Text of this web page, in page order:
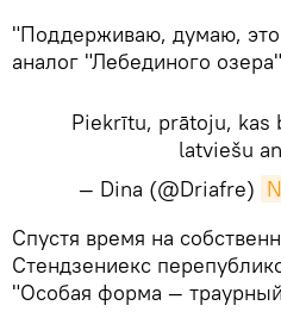
​"Поддерживаю, думаю,
аналог "Лебединого
Piekrītu, prātoju, kas
latviešu
— Dina (@Driafre)
​Спустя время на
Стендзениекс
"Особая форма —